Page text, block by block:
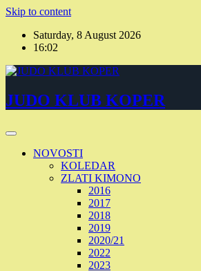
Skip to content
Saturday, 8 August 2026
16:02
JUDO KLUB KOPER
NOVOSTI
KOLEDAR
ZLATI KIMONO
2016
2017
2018
2019
2020/21
2022
2023